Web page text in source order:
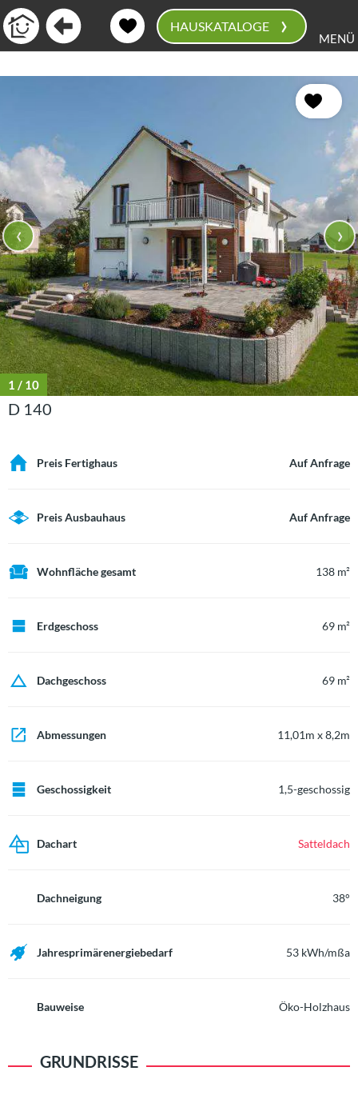
HAUSKATALOGE › MENÜ
1 / 10
‹ ›
D 140
Preis Fertighaus Auf Anfrage
Preis Ausbauhaus Auf Anfrage
Wohnfläche gesamt 138 m²
Erdgeschoss 69 m²
Dachgeschoss 69 m²
Abmessungen 11,01m x 8,2m
Geschossigkeit 1,5-geschossig
Dachart Satteldach
Dachneigung 38°
Jahresprimärenergiebedarf 53 kWh/mßa
Bauweise Öko-Holzhaus
GRUNDRISSE